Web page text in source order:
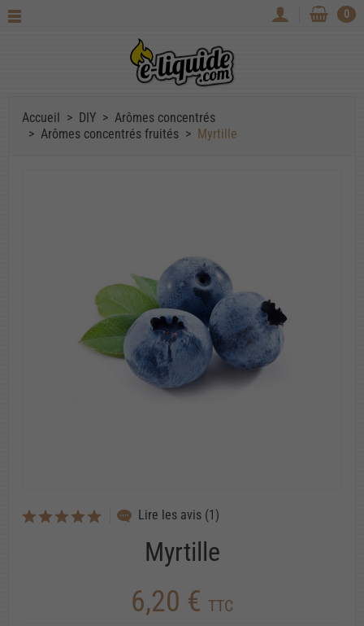
0
Accueil DIY
Arômes concentrés
Arômes concentrés fruités
Myrtille
Lire les avis (1)
Myrtille
6,20 € TTC